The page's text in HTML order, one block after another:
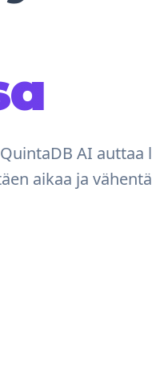
AI auttaa
aikaa ja